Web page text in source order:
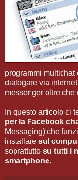
programmi multichat
dialogare via
messenger oltre che
In questo articolo ci
per la Facebook
Messaging) che
installare sul
soprattutto su tutti i
smartphone.